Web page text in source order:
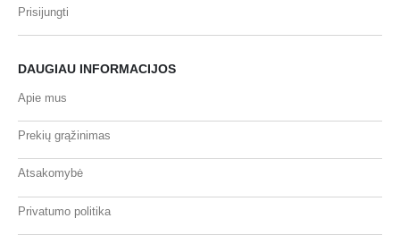
Prisijungti
DAUGIAU INFORMACIJOS
Apie mus
Prekių grąžinimas
Atsakomybė
Privatumo politika